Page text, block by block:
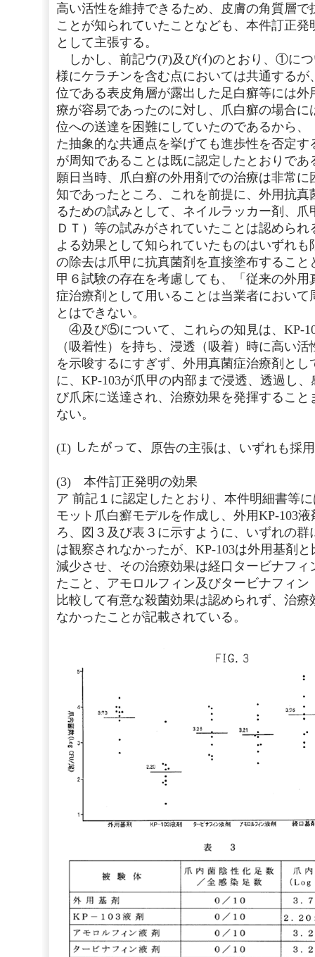
高い活性を維持できるため、皮膚の角質層
ことが知られていたことなども、本件訂正
として主張する。
しかし、前記ウ(ｱ)及び(ｲ)のとおり、①に
様にケラチンを含む点においては共通する
位である表皮角層が露出した足白癬等には
療が容易であったのに対し、爪白癬の場合
位への送達を困難にしていたのであるから
た抽象的な共通点を挙げても進歩性を否定
が周知であることは既に認定したとおりで
願日当時、爪白癬の外用剤での治療は非常
知であったところ、これを前提に、外用抗
るための試みとして、ネイルラッカー剤、
ＤＴ）等の試みがされていたことは認めら
よる効果として知られていたものはいずれ
の除去は爪甲に抗真菌剤を直接塗布するこ
甲６試験の存在を考慮しても、「従来の外
症治療剤として用いることは当業者におい
とはできない。
④及び⑤について、これらの知見は、KP-
（吸着性）を持ち、浸透（吸着）時に高い
を示唆するにすぎず、外用真菌症治療剤と
に、KP-103が爪甲の内部まで浸透、透過し
び爪床に送達され、治療効果を発揮するこ
ない。
(ｴ) したがって、原告の主張は、いずれも採
(3) 本件訂正発明の効果
ア 前記１に認定したとおり、本件明細書等
モット爪白癬モデルを作成し、外用KP-103
ろ、図３及び表３に示すように、いずれの
は観察されなかったが、KP-103は外用基剤
減少させ、その治療効果は経口タービナフ
たこと、アモロルフィン及びタービナフィ
比較して有意な殺菌効果は認められず、治
なかったことが記載されている。